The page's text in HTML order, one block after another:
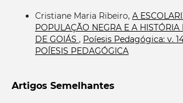
Cristiane Maria Ribeiro, A
POPULAÇÃO NEGRA E A
DE GOIÁS , Poíesis Pedagógica: v.
POÍESIS PEDAGÓGICA
Artigos Semelhantes